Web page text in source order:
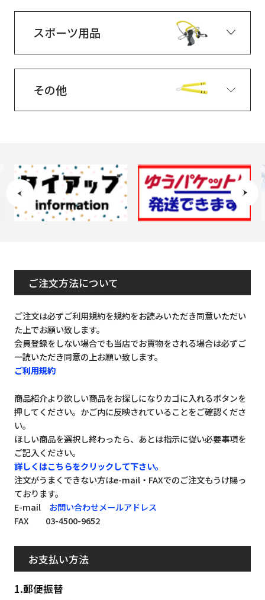
スポーツ用品
その他
ご注文方法について
ご注文は必ずご利用規約を規約をお読みいただき同意いただい
た上でお願い致します。
会員登録をしない場合でも当店でお買物をされる場合は必ずご
一読いただき同意の上お願い致します。
ご利用規約
商品紹介より欲しい商品をお探しになりカゴに入れるボタンを
押してください。かご内に反映されていることをご確認くださ
い。
ほしい商品を選択し終わったら、あとは指示に従い必要事項を
ご記入ください。
詳しくはこちらをクリックして下さい。
注文がうまくできない方はe-mail・FAXでのご注文もうけ賜っ
ております。
E-mail お問い合わせメールアドレス
FAX 03-4500-9652
お支払い方法
1.郵便振替